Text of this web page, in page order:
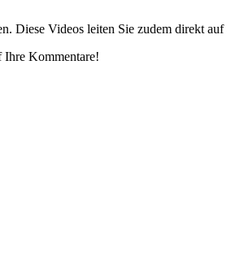
Diese Videos leiten Sie zudem direkt
Ihre Kommentare!